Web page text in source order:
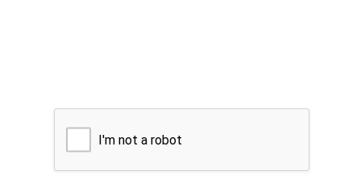
I'm not a robot